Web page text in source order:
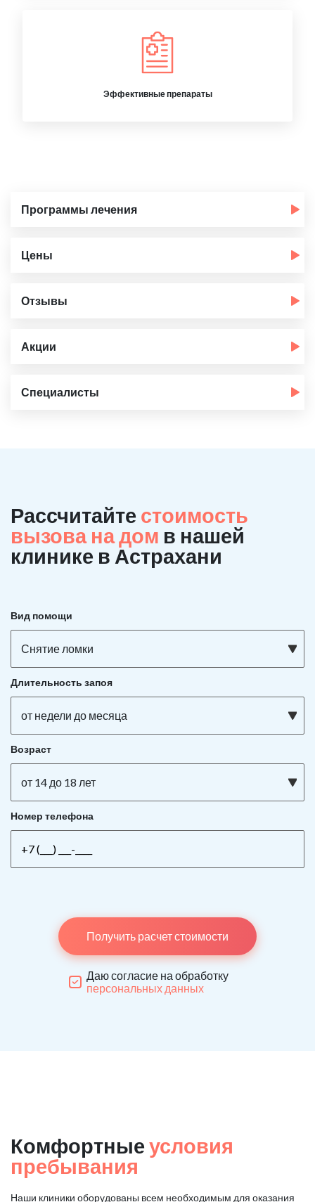
Эффективные препараты
Программы лечения
Цены
Отзывы
Акции
Специалисты
Рассчитайте стоимость
вызова на дом в нашей
клинике в Астрахани
Вид помощи
Снятие ломки
Длительность запоя
от недели до месяца
Возраст
от 14 до 18 лет
Номер телефона
Получить расчет стоимости
Даю согласие на обработку
персональных данных
Комфортные условия
пребывания
Наши клиники оборудованы всем необходимым для оказания